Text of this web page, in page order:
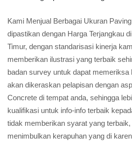
Kami Menjual Berbagai Ukuran
dipastikan dengan Harga Terjangkau
Timur, dengan standarisasi kinerja
memberikan ilustrasi yang terbaik
badan survey untuk dapat memeriksa
akan dikeraskan pelapisan dengan
Concrete di tempat anda, sehingga
kualifikasi untuk info-info terbaik
tidak memberikan syarat yang
menimbulkan kerapuhan yang di